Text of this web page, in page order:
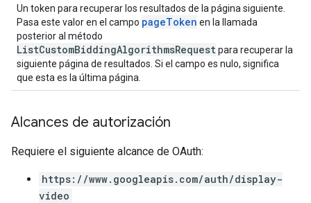
Un token para recuperar los resultados de la página siguiente.
Pasa este valor en el campo pageToken en la llamada
posterior al método
ListCustomBiddingAlgorithmsRequestpara recuperar la
siguiente página de resultados. Si el campo es nulo, significa
que esta es la última página.
Alcances de autorización
Requiere el siguiente alcance de OAuth:
https://www.googleapis.com/auth/display-
video